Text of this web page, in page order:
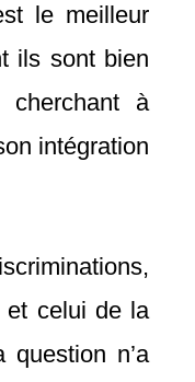
le meilleur
ils sont bien
à
intégration
et celui de la
n’a